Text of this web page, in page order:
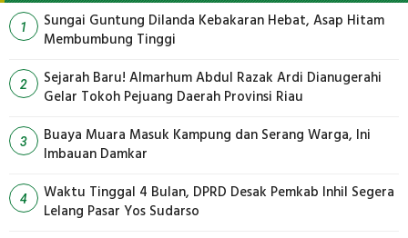
1
Sungai Guntung Dilanda Kebakaran Hebat, Asap Hitam
Membumbung Tinggi
2
Sejarah Baru! Almarhum Abdul Razak Ardi Dianugerahi
Gelar Tokoh Pejuang Daerah Provinsi Riau
3
Buaya Muara Masuk Kampung dan Serang Warga, Ini
Imbauan Damkar
4
Waktu Tinggal 4 Bulan, DPRD Desak Pemkab Inhil Segera
Lelang Pasar Yos Sudarso